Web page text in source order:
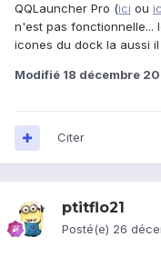
QQLauncher Pro (ici ou
n'est pas fonctionnelle...
icones du dock la aussi
Modifié 18 décembre
Citer
ptitflo21
Posté(e) 26